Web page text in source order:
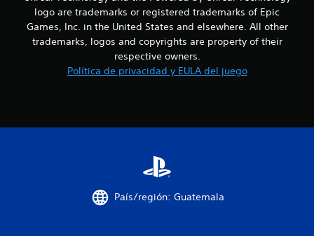
1
0
logo are trademarks or registered trademarks of Epic
Games, Inc. in the United States and elsewhere. All other
trademarks, logos and copyrights are property of their
respective owners.
Política de privacidad y EULA del juego
País/región: Guatemala